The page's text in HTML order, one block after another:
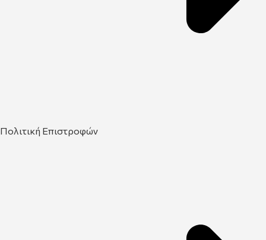
Πολιτική Επιστροφών